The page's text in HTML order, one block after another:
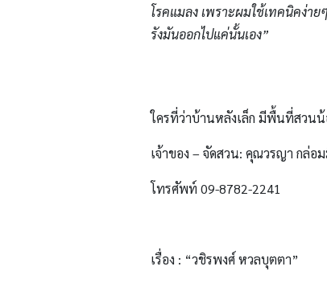
โรคแมลง เพราะผมใช้เทคนิคง่า
รังมันออกไปแค่นั้นเอง”
ใครที่ว่าบ้านหลังเล็ก มีพื้นที่สวนน้
เจ้าของ – จัดสวน: คุณวรญา กล่อ
โทรศัพท์ 09-8782-2241
เรื่อง : “วชิรพงศ์ หวลบุตตา”